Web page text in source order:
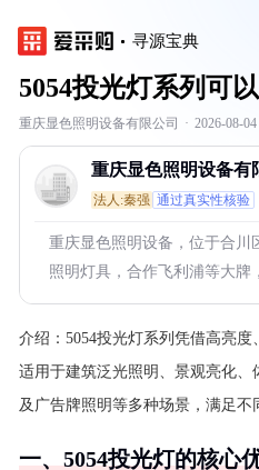
寻源宝典
5054投光灯系列可
重庆显色照明设备有限公司 · 2026-08-
重庆显色照明设备有
法人:秦强 通过真实性核验
重庆显色照明设备，位于合川
照明灯具，合作飞利浦等大牌
介绍： 5054投光灯系列凭借高亮度
适用于建筑泛光照明、景观亮化
及广告牌照明等多种场景，满足不
一、5054投光灯的核心